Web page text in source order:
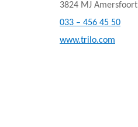
3824 MJ Amersfoort
033 – 456 45 50
www.trilo.com